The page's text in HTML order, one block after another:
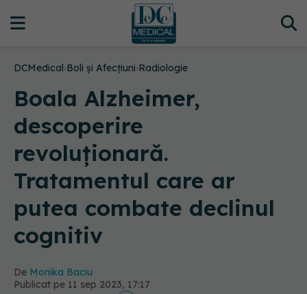
DCMedical›Boli și Afecțiuni›Radiologie
Boala Alzheimer,
descoperire
revoluționară.
Tratamentul care ar
putea combate declinul
cognitiv
De Monika Baciu
Publicat pe 11 sep 2023, 17:17